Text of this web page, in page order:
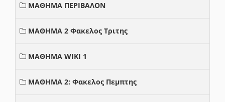
ΜΑΘΗΜΑ ΠΕΡΙΒΑΛΟΝ
ΜΑΘΗΜΑ 2 Φακελος Τριτης
ΜΑΘΗΜΑ WIKI 1
ΜΑΘΗΜΑ 2: Φακελος Πεμπτης